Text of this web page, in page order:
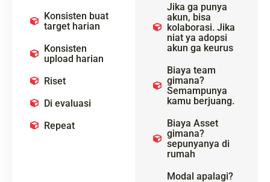
Konsisten buat
target harian
Konsisten
upload harian
Riset
Di evaluasi
Repeat
Jika ga punya
akun, bisa
kolaborasi. Jika
niat ya adopsi
akun ga keurus
Biaya team
gimana?
Semampunya
kamu berjuang.
Biaya Asset
gimana?
sepunyanya di
rumah
Modal apalagi?